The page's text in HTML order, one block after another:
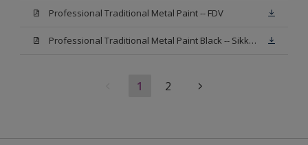
Professional Traditional Metal Paint -- FDV
Professional Traditional Metal Paint Black -- Sikkerhetsdatablad
1 2